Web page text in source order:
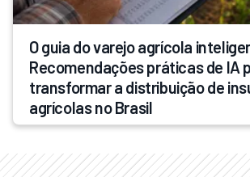
O guia do varejo agrícola
Recomendações práticas de IA
transformar a distribuição de
agrícolas no Brasil